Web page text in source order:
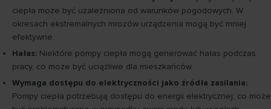
ciepła może być uzależniona od warunków pogodowych. W
okresach ekstremalnych mrozów urządzenia mogą być mniej
efektywne.
Hałas: Niektóre pompy ciepła mogą generować hałas podczas
pracy, co może być uciążliwe dla mieszkańców.
Wymaga dostępu do elektryczności jako źródła zasilania:
Pompy ciepła potrzebują dostępu do energii elektrycznej, co może